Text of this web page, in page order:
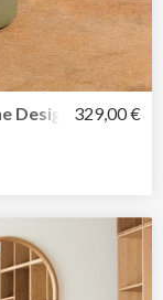
Design-Ikone
329,00 €